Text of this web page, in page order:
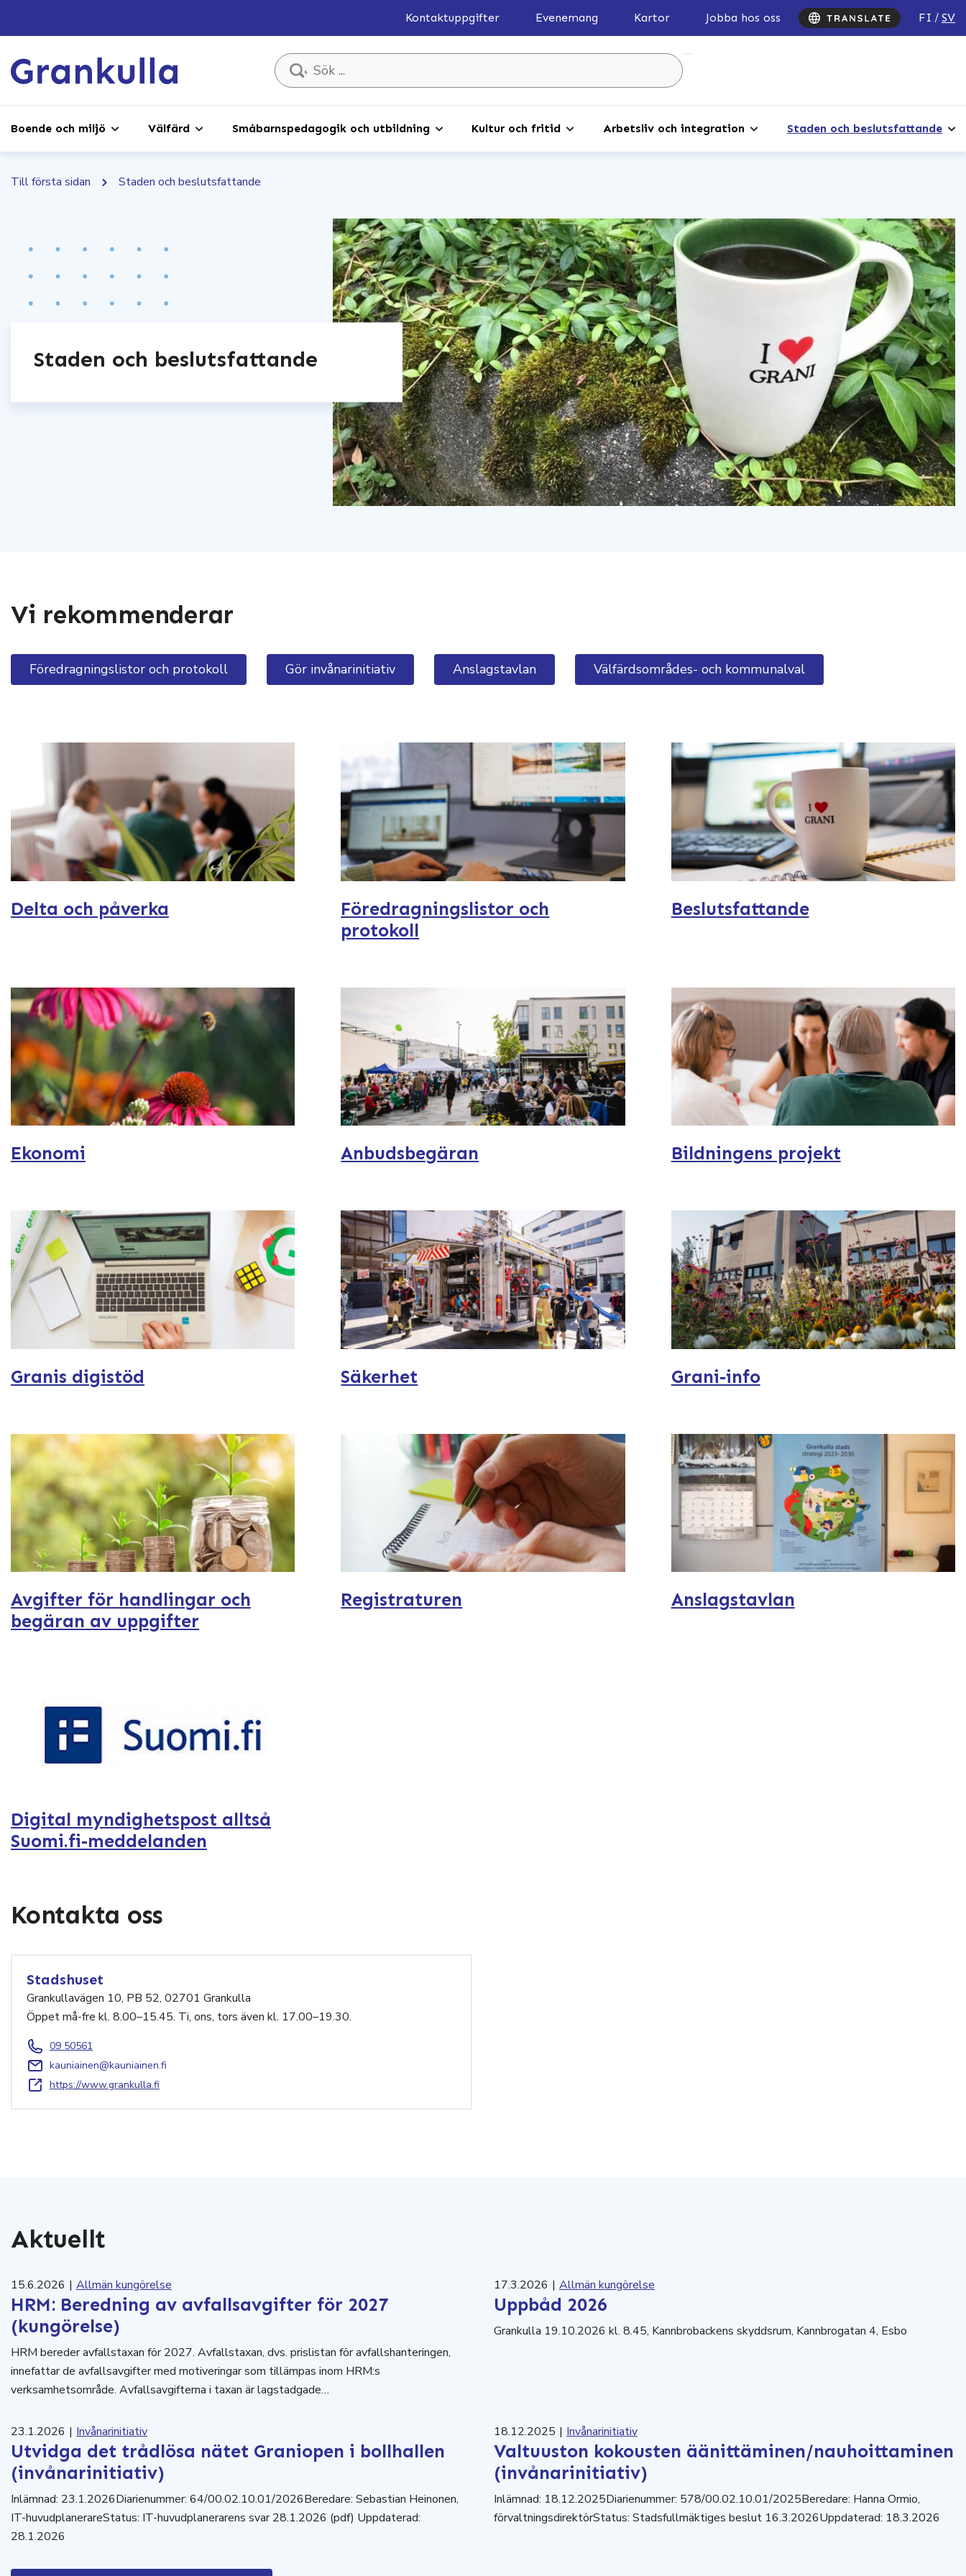
Kontaktuppgifter Evenemang Kartor Jobba hos oss FI SV
Sök ...
Boende och miljö Välfärd Småbarnspedagogik och utbildning Kultur och fritid Arbetsliv och integration Staden och beslutsfattande
Till första sidan Staden och beslutsfattande
Staden och beslutsfattande
Vi rekommenderar
Föredragningslistor och protokoll Gör invånarinitiativ Anslagstavlan Välfärdsområdes- och kommunalval
Delta och påverka
Föredragningslistor och
protokoll
Beslutsfattande
Ekonomi Anbudsbegäran Bildningens projekt
Granis digistöd Säkerhet Grani-info
Avgifter för handlingar och
begäran av uppgifter
Registraturen Anslagstavlan
Digital myndighetspost alltså
Suomi.fi-meddelanden
Kontakta oss
Stadshuset
Grankullavägen 10, PB 52, 02701 Grankulla
Öppet må-fre kl. 8.00–15.45. Ti, ons, tors även kl. 17.00–19.30.
09 50561
kauniainen@kauniainen.fi
https://www.grankulla.fi
Aktuellt
15.6.2026 | Allmän kungörelse
HRM: Beredning av avfallsavgifter för 2027
(kungörelse)
HRM bereder avfallstaxan för 2027. Avfallstaxan, dvs. prislistan för avfallshanteringen,
innefattar de avfallsavgifter med motiveringar som tillämpas inom HRM:s
verksamhetsområde. Avfallsavgifterna i taxan är lagstadgade…
17.3.2026 | Allmän kungörelse
Uppbåd 2026
Grankulla 19.10.2026 kl. 8.45, Kannbrobackens skyddsrum, Kannbrogatan 4, Esbo
23.1.2026 | Invånarinitiativ
Utvidga det trådlösa nätet Graniopen i bollhallen
(invånarinitiativ)
Inlämnad: 23.1.2026Diarienummer: 64/00.02.10.01/2026Beredare: Sebastian Heinonen,
IT-huvudplanerareStatus: IT-huvudplanerarens svar 28.1.2026 (pdf) Uppdaterad:
28.1.2026
18.12.2025 | Invånarinitiativ
Valtuuston kokousten äänittäminen/nauhoittaminen
(invånarinitiativ)
Inlämnad: 18.12.2025Diarienummer: 578/00.02.10.01/2025Beredare: Hanna Ormio,
förvaltningsdirektörStatus: Stadsfullmäktiges beslut 16.3.2026Uppdaterad: 18.3.2026